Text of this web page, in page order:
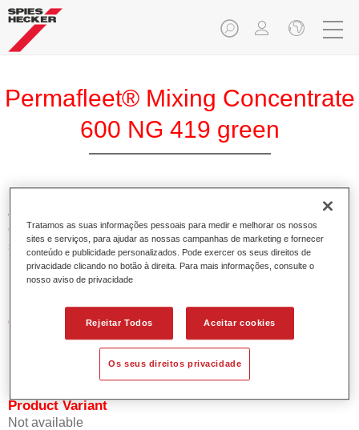
Permafleet® Mixing Concentrate
600 NG 419 green
A Permafleet Base Concentrada 600 permite misturar as
cores para veículos comerciais da tinta Permafleet nas
séries 630, 670 e 675. Pode igualmente ser utilizada para
misturar diferentes tintas industriais PercoTop e Permacron
Esmalte 730.
Características do produto
Contém pigmentos de alta qualidade para cores lisas.
Product Variant
Not available
Tratamos as suas informações pessoais para medir e melhorar os nossos
sites e serviços, para ajudar as nossas campanhas de marketing e fornecer
conteúdo e publicidade personalizados. Pode exercer os seus direitos de
privacidade clicando no botão à direita. Para mais informações, consulte o
nosso aviso de privacidade
Rejeitar Todos Aceitar cookies
Os seus direitos privacidade